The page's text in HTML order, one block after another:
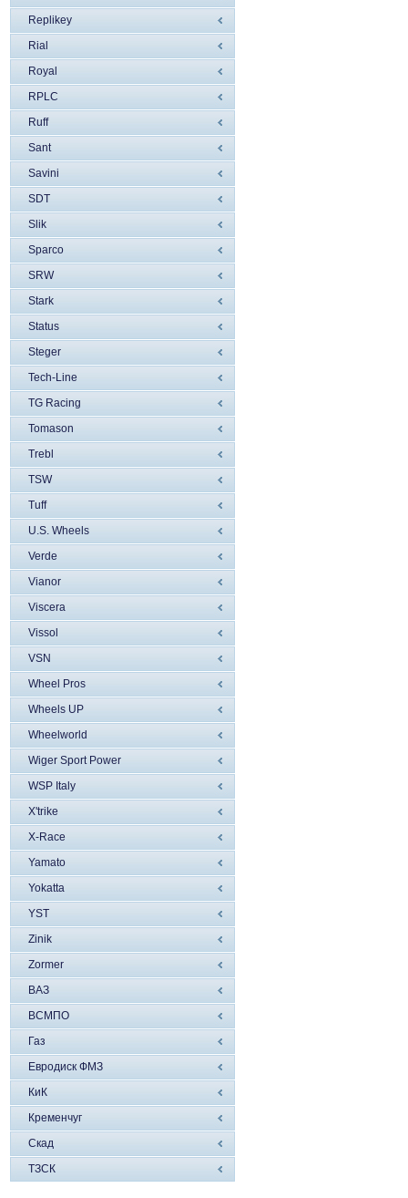
Replikey
Rial
Royal
RPLC
Ruff
Sant
Savini
SDT
Slik
Sparco
SRW
Stark
Status
Steger
Tech-Line
TG Racing
Tomason
Trebl
TSW
Tuff
U.S. Wheels
Verde
Vianor
Viscera
Vissol
VSN
Wheel Pros
Wheels UP
Wheelworld
Wiger Sport Power
WSP Italy
X'trike
X-Race
Yamato
Yokatta
YST
Zinik
Zormer
ВАЗ
ВСМПО
Газ
Евродиск ФМЗ
КиК
Кременчуг
Скад
ТЗСК